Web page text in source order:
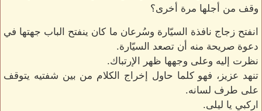
وقف من أجلها مرة أخرى؟
انفتح زجاج نافذة السيّارة وسُرعان ما كان ينفتح الباب جهتها في
دعوة صريحة منه أن تصعد السيّارة.
نظرت إليه وعلى وجهها ظهر الإرتباك.
تنهد عزيز، فهو كلما حاول إخراج الكلام من بين شفتيه يتوقف
على طرف لسانه.
اركبي يا ليلى.